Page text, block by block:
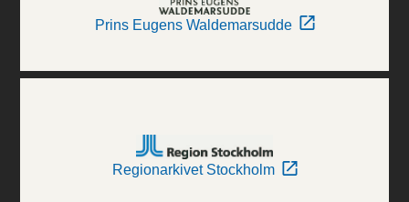
Prins Eugens Waldemarsudde
Regionarkivet Stockholm